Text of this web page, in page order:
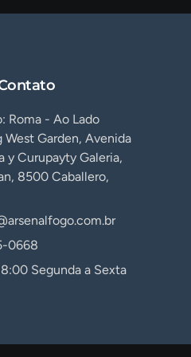
Roma - Ao Lado
West Garden, Avenida
y Curupayty Galeria,
8500 Caballero,
0668
Segunda a Sexta